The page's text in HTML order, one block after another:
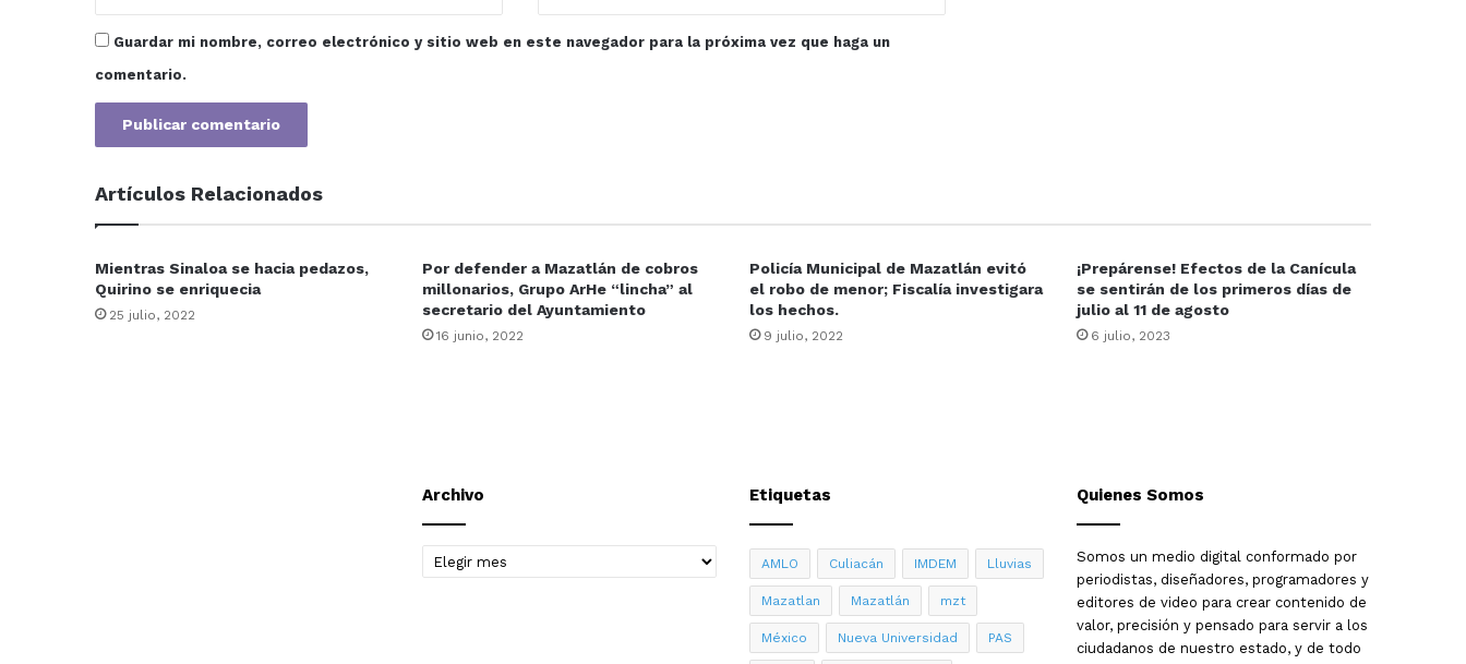
Guardar mi nombre, correo electrónico y sitio web en este navegador para la próxima vez que haga un
comentario.
Artículos Relacionados
Mientras Sinaloa se hacia pedazos,
Quirino se enriquecia
25 julio, 2022
Por defender a Mazatlán de cobros
millonarios, Grupo ArHe “lincha” al
secretario del Ayuntamiento
16 junio, 2022
Policía Municipal de Mazatlán evitó
el robo de menor; Fiscalía investigara
los hechos.
9 julio, 2022
¡Prepárense! Efectos de la Canícula
se sentirán de los primeros días de
julio al 11 de agosto
6 julio, 2023
Archivo
Archivo
Etiquetas
AMLO Culiacán IMDEM Lluvias
Mazatlan Mazatlán mzt
México Nueva Universidad PAS
Quienes Somos
Somos un medio digital conformado por
periodistas, diseñadores, programadores y
editores de video para crear contenido de
valor, precisión y pensado para servir a los
ciudadanos de nuestro estado, y de todo